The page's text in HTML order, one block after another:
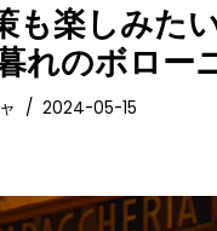
も楽しみた
れのボロー
2024-05-15